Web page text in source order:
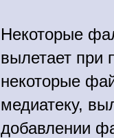
Некоторые
вылетает при
некоторые
медиатеку,
добавлении